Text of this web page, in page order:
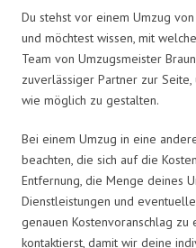
Du stehst vor einem Umzug
und möchtest wissen, mit
Team von Umzugsmeister
zuverlässiger Partner zur
wie möglich zu gestalten.
Bei einem Umzug in eine
beachten, die sich auf die
Entfernung, die Menge deines
Dienstleistungen und
genauen Kostenvoranschlag zu
kontaktierst, damit wir deine